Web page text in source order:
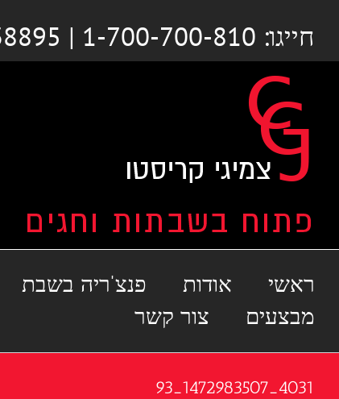
לתוכןחייגו: 1-700-700-810 | 03-6838895
ראשי אודות פנצ'ריה בשבת
מבצעים
צור קשר
4031_1472983507_93